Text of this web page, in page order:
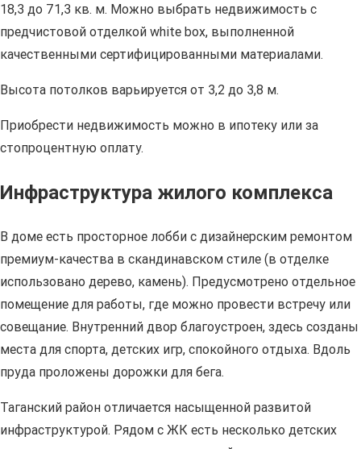
18,3 до 71,3 кв. м. Можно выбрать недвижимость с
предчистовой отделкой white box, выполненной
качественными сертифицированными материалами.
Высота потолков варьируется от 3,2 до 3,8 м.
Приобрести недвижимость можно в ипотеку или за
стопроцентную оплату.
Инфраструктура жилого комплекса
В доме есть просторное лобби с дизайнерским ремонтом
премиум-качества в скандинавском стиле (в отделке
использовано дерево, камень). Предусмотрено отдельное
помещение для работы, где можно провести встречу или
совещание. Внутренний двор благоустроен, здесь созданы
места для спорта, детских игр, спокойного отдыха. Вдоль
пруда проложены дорожки для бега.
Таганский район отличается насыщенной развитой
инфраструктурой. Рядом с ЖК есть несколько детских